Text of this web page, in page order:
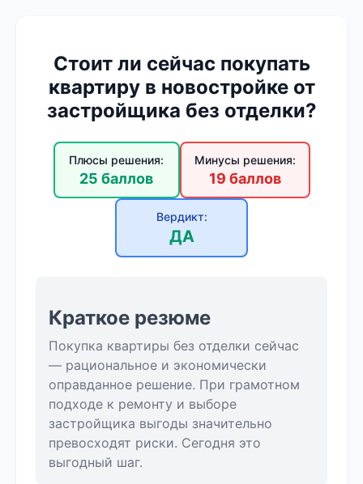
Стоит ли сейчас покупать
квартиру в новостройке от
застройщика без отделки?
Плюсы решения:
25 баллов
Минусы решения:
19 баллов
Вердикт:
ДА
Краткое резюме
Покупка квартиры без отделки сейчас
— рациональное и экономически
оправданное решение. При грамотном
подходе к ремонту и выборе
застройщика выгоды значительно
превосходят риски. Сегодня это
выгодный шаг.